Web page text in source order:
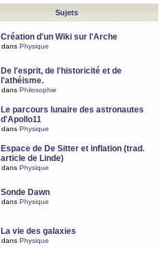
Sujets
Création d'un Wiki sur l'Arche
dans Physique
De l'esprit, de l'historicité et de
l'athéisme.
dans Philosophie
Le parcours lunaire des astronautes
d'Apollo11
dans Physique
Espace de De Sitter et inflation (trad.
article de Linde)
dans Physique
Sonde Dawn
dans Physique
La vie des galaxies
dans Physique